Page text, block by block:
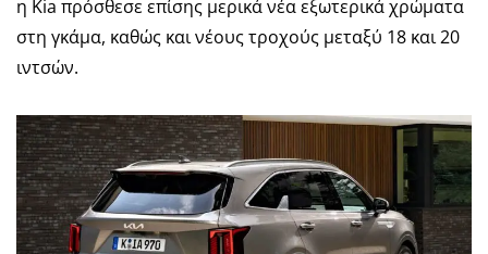
η Kia πρόσθεσε επίσης μερικά νέα εξωτερικά χρώματα
στη γκάμα, καθώς και νέους τροχούς μεταξύ 18 και 20
ιντσών.